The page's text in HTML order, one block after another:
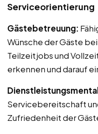
Serviceorientierung
Gästebetreuung:
Wünsche der Gäste
Teilzeitjobs und
erkennen und darauf
Servicebereitschaft
Zufriedenheit der